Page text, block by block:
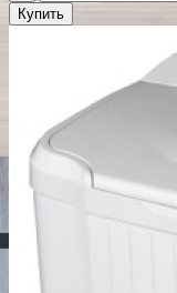
Купить